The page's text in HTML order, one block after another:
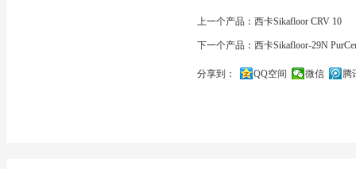
上一个产品：西卡Sikafloor CRV 10
下一个产品：西卡Sikafloor-29N
分享到： QQ空间 微信
腾